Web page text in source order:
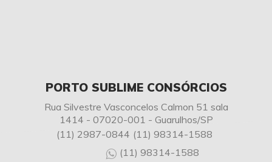
PORTO SUBLIME CONSÓRCIOS
Rua Silvestre Vasconcelos Calmon 51 sala
1414 - 07020-001 - Guarulhos/SP
(11) 2987-0844 (11) 98314-1588
(11) 98314-1588